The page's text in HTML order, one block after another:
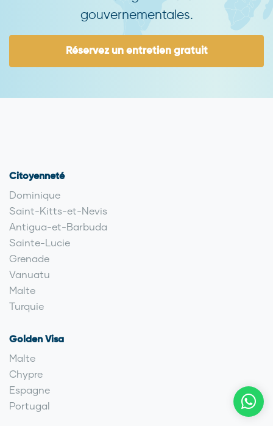
gouvernementales.
Réservez un entretien gratuit
Citoyenneté
Dominique
Saint-Kitts-et-Nevis
Antigua-et-Barbuda
Sainte-Lucie
Grenade
Vanuatu
Malte
Turquie
Golden Visa
Malte
Chypre
Espagne
Portugal